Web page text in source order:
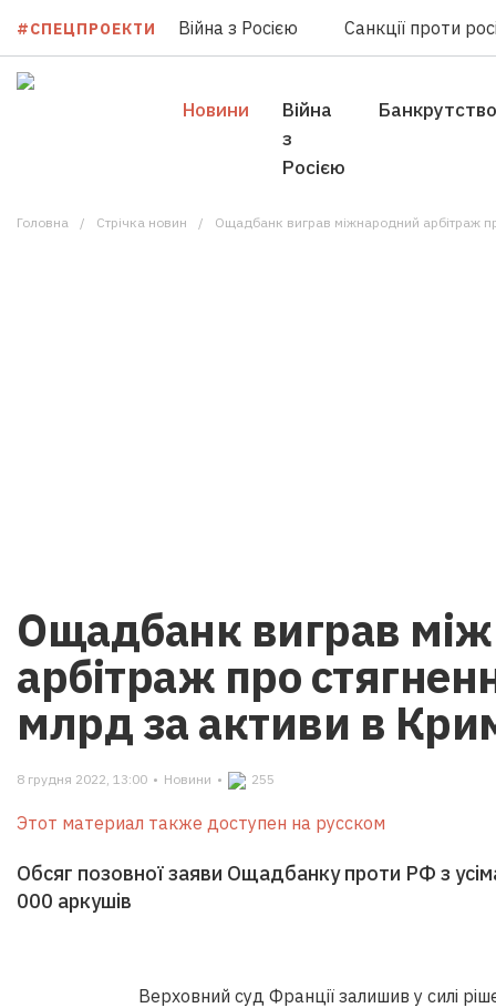
#СПЕЦПРОЕКТИ Війна з Росією Санкції проти
Новини
Війна
з
Росією
Банкрутство
Головна Стрічка новин Ощадбанк виграв міжнародний арбітраж
Ощадбанк виграв
арбітраж про
млрд за активи в
8 грудня 2022, 13:00 • Новини • 255
Этот материал также доступен на русском
Обсяг позовної заяви Ощадбанку проти РФ з
000 аркушів
Верховний суд Франції залишив у силі